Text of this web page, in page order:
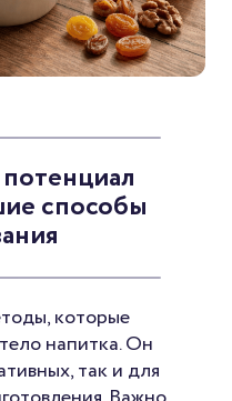
способы
которые
напитка. Он
так и для